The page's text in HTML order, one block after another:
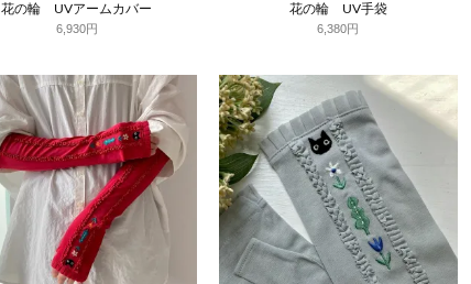
花の輪 UVアームカバー
6,930円
花の輪 UV手袋
6,380円